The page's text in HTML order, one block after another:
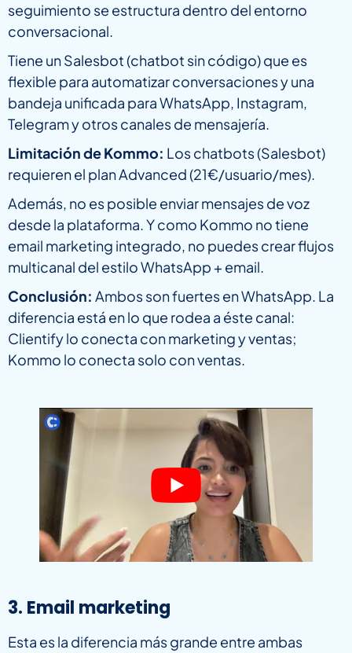
seguimiento se estructura dentro del entorno
conversacional.
Tiene un Salesbot (chatbot sin código) que es
flexible para automatizar conversaciones y una
bandeja unificada para WhatsApp, Instagram,
Telegram y otros canales de mensajería.
Limitación de Kommo: Los chatbots (Salesbot)
requieren el plan Advanced (21€/usuario/mes).
Además, no es posible enviar mensajes de voz
desde la plataforma. Y como Kommo no tiene
email marketing integrado, no puedes crear flujos
multicanal del estilo WhatsApp + email.
Conclusión: Ambos son fuertes en WhatsApp. La
diferencia está en lo que rodea a éste canal:
Clientify lo conecta con marketing y ventas;
Kommo lo conecta solo con ventas.
3. Email marketing
Esta es la diferencia más grande entre ambas